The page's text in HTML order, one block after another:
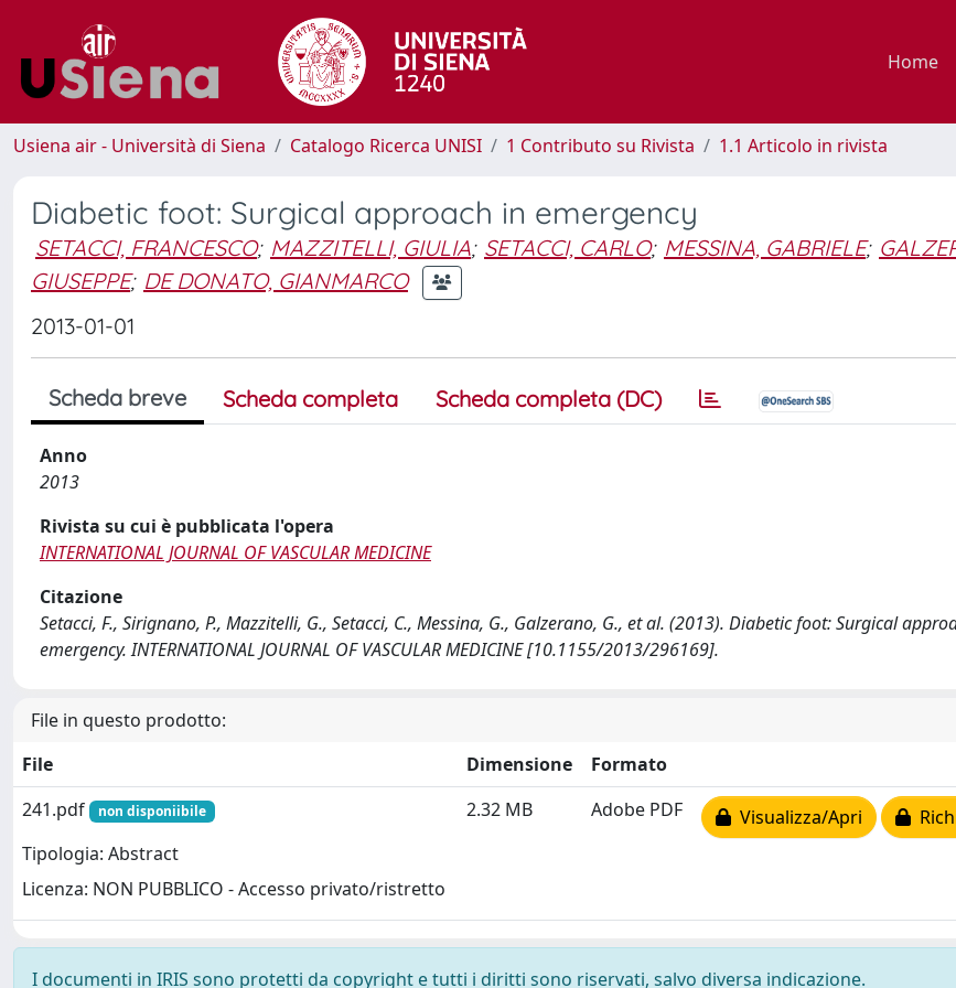
Home
Usiena air - Università di Siena Catalogo Ricerca UNISI 1 Contributo su Rivista 1.1 Articolo in rivista
Diabetic foot: Surgical approach in emergency
SETACCI, FRANCESCO; MAZZITELLI, GIULIA; SETACCI, CARLO; MESSINA, GABRIELE;
GIUSEPPE; DE DONATO, GIANMARCO
2013-01-01
Scheda breve Scheda completa Scheda completa (DC)
Anno
2013
Rivista su cui è pubblicata l'opera
INTERNATIONAL JOURNAL OF VASCULAR MEDICINE
Citazione
Setacci, F., Sirignano, P., Mazzitelli, G., Setacci, C., Messina, G., Galzerano, G., et al. (2013). Diabetic foot: Surgical
emergency. INTERNATIONAL JOURNAL OF VASCULAR MEDICINE [10.1155/2013/296169].
File in questo prodotto:
File
Dimensione
Formato
241.pdf
non disponiibile
Tipologia: Abstract
Licenza: NON PUBBLICO - Accesso privato/ristretto
2.32 MB Adobe PDF Visualizza/Apri
I documenti in IRIS sono protetti da copyright e tutti i diritti sono riservati, salvo diversa indicazione.